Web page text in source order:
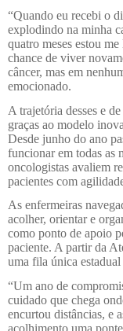
“Quando eu recebi o
explodindo na minha
quatro meses estou
chance de viver
câncer, mas em
emocionado.
A trajetória desses e
graças ao modelo
Desde junho do ano
funcionar em todas as
oncologistas avaliem
pacientes com
As enfermeiras
acolher, orientar e
como ponto de apoio
paciente. A partir da
uma fila única
“Um ano de
cuidado que chega
encurtou distâncias, e